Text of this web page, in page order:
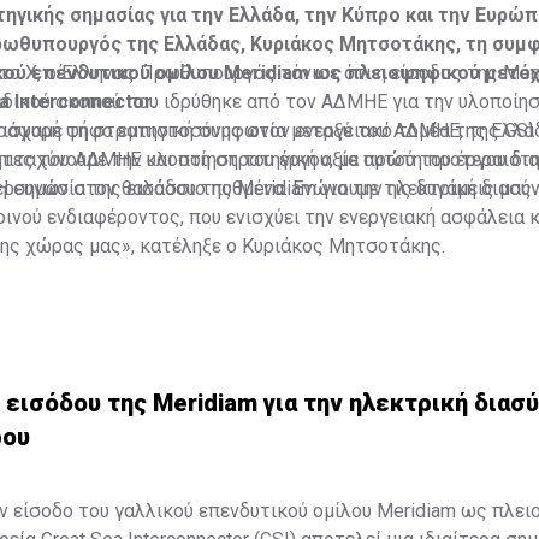
σημασίας για την Ελλάδα, την Κύπρο και την
της Ελλάδας, Κυριάκος Μητσοτάκης, τη
επενδυτικού ομίλου Meridiam ως πλειοψηφικού
Interconnector.
Χ, ο Έλληνας Πρωθυπουργός τόνισε ότι η είσοδος της
σκοπού που ιδρύθηκε από τον ΑΔΜΗΕ για την
ψήφο εμπιστοσύνης στον ενεργειακό τομέα της
του ΑΔΜΗΕ και στη στρατηγική αξία αυτού του έργου
τη στρατηγική συμφωνία μεταξύ του ΑΔΜΗΕ, της GSI
την υλοποίηση του έργου, με πρώτη
στον θαλάσσιο πυθμένα. Ενώνουμε τις δυνάμεις μας
ενδιαφέροντος, που ενισχύει την ενεργειακή ασφάλεια
χώρας μας», κατέληξε ο Κυριάκος Μητσοτάκης.
σημασία της εισόδου της Meridiam για την ηλεκτρική
της Meridiam για την ηλεκτρική
είσοδο του γαλλικού επενδυτικού ομίλου Meridiam ως